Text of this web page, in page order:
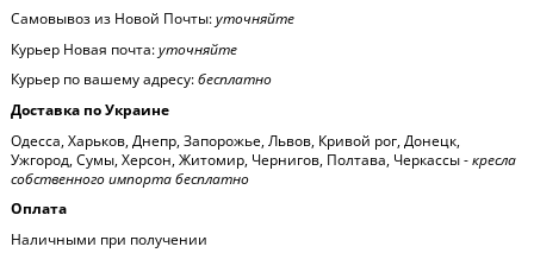
Самовывоз из Новой Почты:уточняйте
Курьер Новая почта:уточняйте
Курьер по вашему адресу:бесплатно
Доставка по Украине
Одесса, Харьков, Днепр, Запорожье, Львов, Кривой рог, Донецк,
Ужгород, Сумы, Херсон, Житомир, Чернигов, Полтава, Черкассы -кресла
собственного импорта бесплатно
Оплата
Наличными при получении